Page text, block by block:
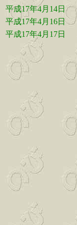
平成17年4月14日
平成17年4月16日
平成17年4月17日